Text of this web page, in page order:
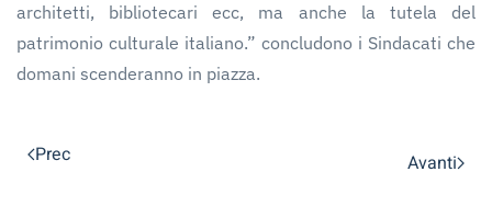
architetti, bibliotecari ecc, ma anche la tutela del
patrimonio culturale italiano.” concludono i Sindacati che
domani scenderanno in piazza.
Prec Avanti